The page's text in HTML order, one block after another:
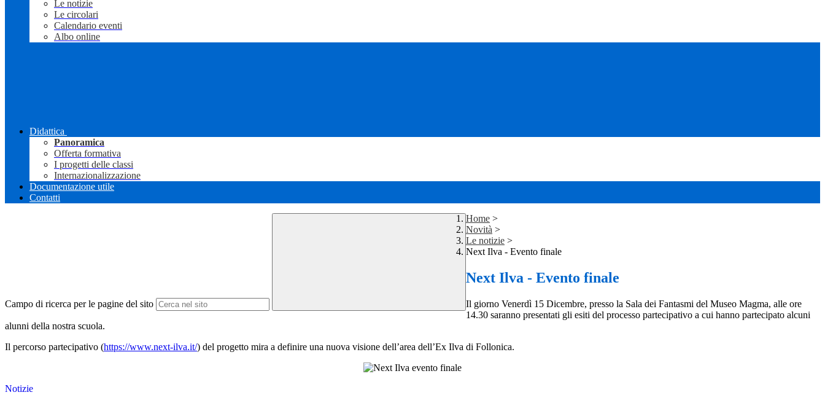
Le notizie
Le circolari
Calendario eventi
Albo online
Didattica
Panoramica
Offerta formativa
I progetti delle classi
Internazionalizzazione
Documentazione utile
Contatti
Campo di ricerca per le pagine del sito
Home >
Novità >
Le notizie >
Next Ilva - Evento finale
Next Ilva - Evento finale
Il giorno Venerdì 15 Dicembre, presso la Sala dei Fantasmi del Museo Magma, alle ore
14.30 saranno presentati gli esiti del processo partecipativo a cui hanno partecipato alcuni
alunni della nostra scuola.
Il percorso partecipativo (https://www.next-ilva.it/) del progetto mira a definire una nuova visione dell’area dell’Ex Ilva di Follonica.
Notizie